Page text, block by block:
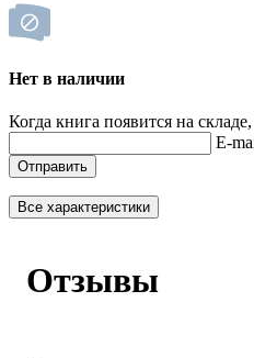
Нет в наличии
Когда книга появится на
E-
Отправить
Все характеристики
Отзывы